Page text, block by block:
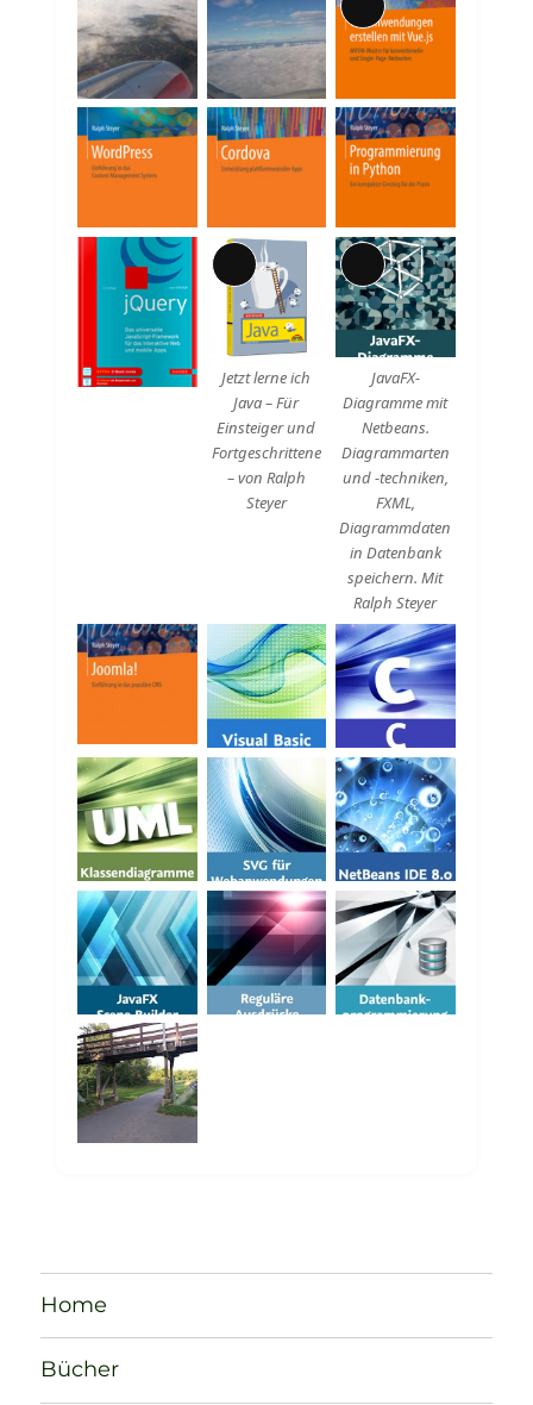
Lange
Beschreibung
Lange
Beschreibung
Jetzt lerne ich
Java – Für
Einsteiger und
Fortgeschrittene
– von Ralph
Steyer
Lange
Beschreibung
JavaFX-
Diagramme mit
Netbeans.
Diagrammarten
und -techniken,
FXML,
Diagrammdaten
in Datenbank
speichern. Mit
Ralph Steyer
Home
Bücher